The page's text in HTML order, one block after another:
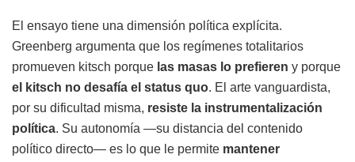
El ensayo tiene una dimensión política explícita.
Greenberg argumenta que los regímenes totalitarios
promueven kitsch porque las masas lo prefieren y porque
el kitsch no desafía el status quo. El arte vanguardista,
por su dificultad misma, resiste la instrumentalización
política. Su autonomía —su distancia del contenido
político directo— es lo que le permite mantener